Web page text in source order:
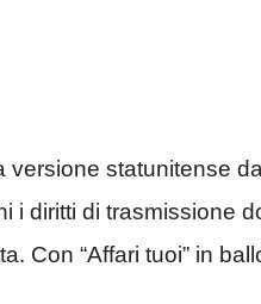
versione statunitense
i diritti di trasmissione
Con “Affari tuoi” in